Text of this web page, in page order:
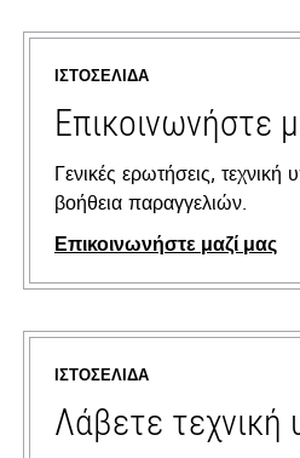
ΙΣΤΟΣΕΛΊΔΑ
Επικοινωνήστε
Γενικές ερωτήσεις, τεχνική
βοήθεια παραγγελιών.
Επικοινωνήστε μαζί μας
ΙΣΤΟΣΕΛΊΔΑ
Λάβετε τεχνική